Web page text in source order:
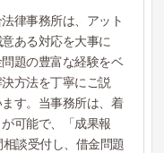
律事務所は、アット
ある対応を大事に
題の豊富な経験をベ
方法を丁寧にご説
す。当事務所は、着
可能で、「成果報
談受付し、借金問題